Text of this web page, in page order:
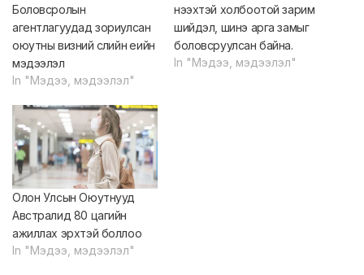
Боловсролын
агентлагуудад зориулсан
оюутны визний сүүлийн үеийн
мэдээлэл
In "Мэдээ, мэдээлэл"
нээхтэй холбоотой зарим
шийдэл, шинэ арга замыг
боловсруулсан байна.
In "Мэдээ, мэдээлэл"
Олон Улсын Оюутнууд
Австралид 80 цагийн
ажиллах эрхтэй боллоо
In "Мэдээ, мэдээлэл"